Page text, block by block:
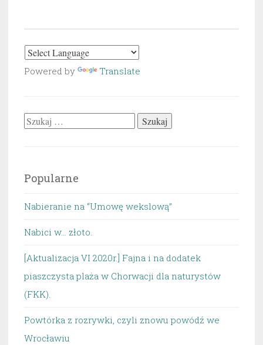
Powered by Translate
Szukaj:
Popularne
Nabieranie na “Umowę wekslową”
Nabici w... złoto.
[Aktualizacja VI 2020r.] Fajna i na dodatek
piaszczysta plaża w Chorwacji dla naturystów
(FKK).
Powtórka z rozrywki, czyli znowu powódź we
Wrocławiu